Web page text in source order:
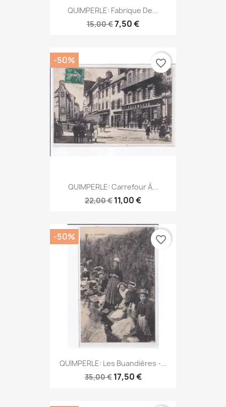
QUIMPERLE: Fabrique De...
15,00 €7,50 €
QUIMPERLE: Carrefour À...
22,00 € 11,00 €
-50% favorite_border
QUIMPERLE: Les Buandières -...
35,00 € 17,50 €
-50% favorite_border